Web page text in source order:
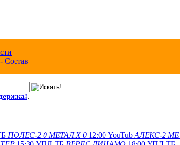
Состав
.
ПОЛЕС-2 0 МЕТАЛ.Х 0 12:00 YouTub АЛЕКС-2